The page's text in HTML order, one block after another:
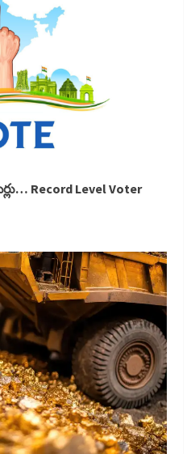
Record Level Voter